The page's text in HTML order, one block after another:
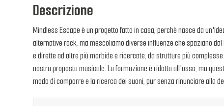
Descrizione
Mindless Escape è un progetto fatto in casa, perchè nasce da
alternative rock, ma mescoliamo diverse influenze che spaziano
e dirette ad altre più morbide e ricercate, da strutture più
nostra proposta musicale. La formazione è ridotta all'osso, ma
modo di comporre e la ricerca dei suoni, pur senza rinunciare alla